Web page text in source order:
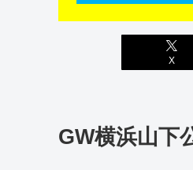
X
GW横浜山下